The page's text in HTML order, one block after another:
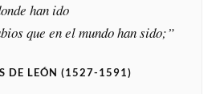
han ido
que en el mundo han sido;”
DE LEÓN (1527-1591)